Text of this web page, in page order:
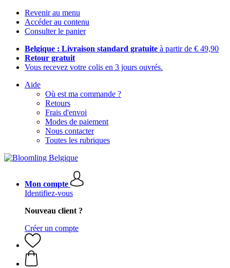
Revenir au menu
Accéder au contenu
Consulter le panier
Belgique : Livraison standard gratuite à partir de € 49,90
Retour gratuit
Vous recevez votre colis en 3 jours ouvrés.
Aide
Où est ma commande ?
Retours
Frais d'envoi
Modes de paiement
Nous contacter
Toutes les rubriques
Mon compte
Identifiez-vous
Nouveau client ?
Créer un compte